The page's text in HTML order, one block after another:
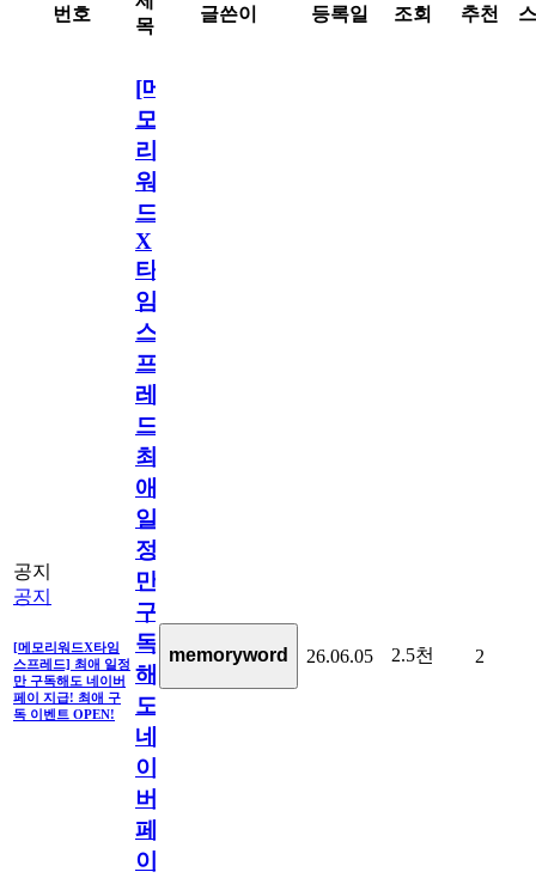
번호
목
글쓴이 등록일 조회 추천
공지
공지
[메모리워드X타임
스프레드] 최애 일정
만 구독해도 네이버
페이 지급! 최애 구
독 이벤트 OPEN!
[메
모
리
워
드
X
타
임
스
프
레
드]
최
애
일
정
만
구
독
해
도
네
이
버
페
이
memoryword 26.06.05 2.5천 2